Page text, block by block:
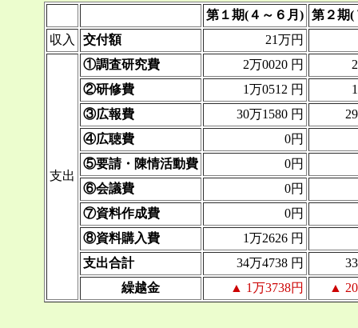
第１期(４～６月) 第２期(
収入
交付額 21万円
支出
①調査研究費 2万0020 円
②研修費
1万0512 円
③広報費
30万1580 円
④広聴費
0円
⑤要請・陳情活動費
0円
⑥会議費
0円
⑦資料作成費
0円
⑧資料購入費
1万2626 円
支出合計
34万4738 円
繰越金
▲ 1万3738円 ▲